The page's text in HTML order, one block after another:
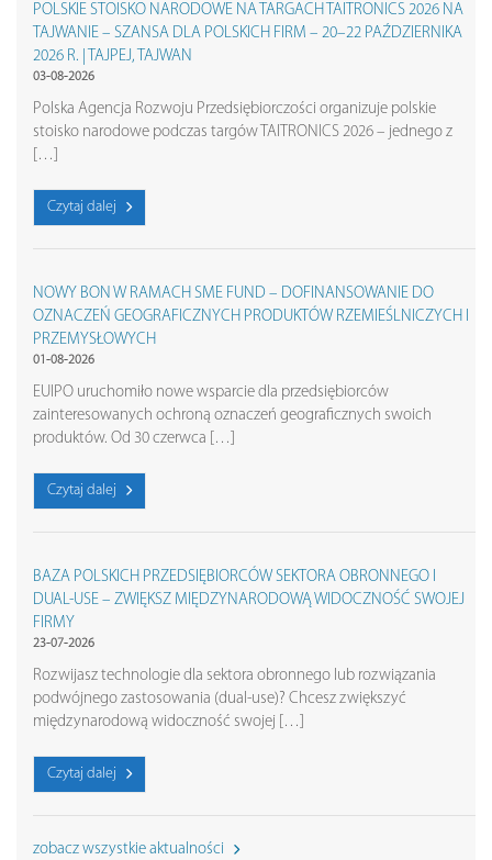
POLSKIE STOISKO NARODOWE NA TARGACH TAITRONICS 2026 NA
TAJWANIE – SZANSA DLA POLSKICH FIRM – 20–22 PAŹDZIERNIKA
2026 R. | TAJPEJ, TAJWAN
03-08-2026
Polska Agencja Rozwoju Przedsiębiorczości organizuje polskie
stoisko narodowe podczas targów TAITRONICS 2026 – jednego z
[…]
Czytaj dalej
NOWY BON W RAMACH SME FUND – DOFINANSOWANIE DO
OZNACZEŃ GEOGRAFICZNYCH PRODUKTÓW RZEMIEŚLNICZYCH I
PRZEMYSŁOWYCH
01-08-2026
EUIPO uruchomiło nowe wsparcie dla przedsiębiorców
zainteresowanych ochroną oznaczeń geograficznych swoich
produktów. Od 30 czerwca […]
Czytaj dalej
BAZA POLSKICH PRZEDSIĘBIORCÓW SEKTORA OBRONNEGO I
DUAL-USE – ZWIĘKSZ MIĘDZYNARODOWĄ WIDOCZNOŚĆ SWOJEJ
FIRMY
23-07-2026
Rozwijasz technologie dla sektora obronnego lub rozwiązania
podwójnego zastosowania (dual-use)? Chcesz zwiększyć
międzynarodową widoczność swojej […]
Czytaj dalej
zobacz wszystkie aktualności